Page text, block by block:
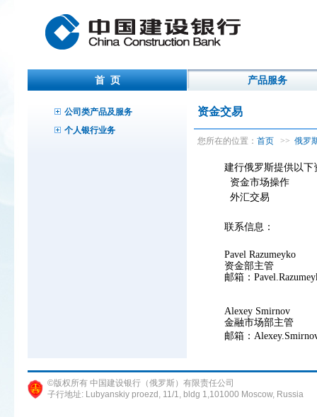
首 页 产品服务
公司类产品及服务
个人银行业务
资金交易
您所在的位置： 首页 >> 俄罗
建行俄罗斯提供以
资金市场操作
外汇交易
联系信息：
Pavel Razumeyko
资金部主管
邮箱：
Alexey Smirnov
金融市场部主管
邮箱：
©版权所有 中国建设银行（俄罗斯）有限责任公司
子行地址: Lubyanskiy proezd, 11/1, bldg 1,101000 Moscow, Russia